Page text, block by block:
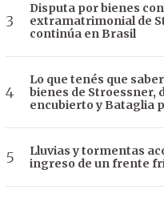
Disputa por bienes
extramatrimonial de
continúa en Brasil
Lo que tenés que
bienes de Stroessner,
encubierto y Bataglia
Lluvias y tormentas
ingreso de un frente